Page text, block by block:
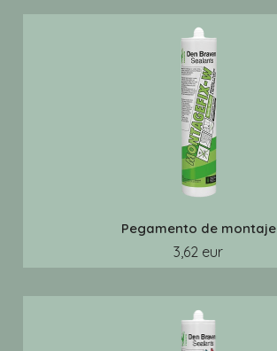
Pegamento de montaje
3,62 eur